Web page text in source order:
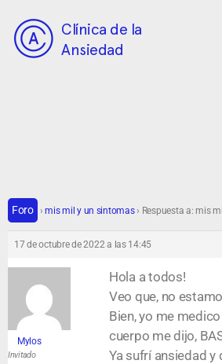
Clínica de la
Ansiedad
Foro › mis mil y un sintomas› Respuesta a: mis
17 de octubre de 2022 a las 14:45
Mylos
Invitado
Hola a todos!
Veo que, no
Bien, yo me
cuerpo me dijo,
Ya sufrí ansiedad y